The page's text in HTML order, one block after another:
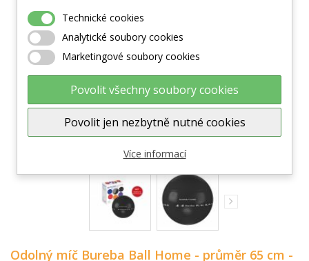
Zobrazit větší
Odolný míč Bureba Ball Home - průměr 65 cm -
Technické cookies
Analytické soubory cookies
Marketingové soubory cookies
Povolit všechny soubory cookies
Povolit jen nezbytně nutné cookies
Více informací